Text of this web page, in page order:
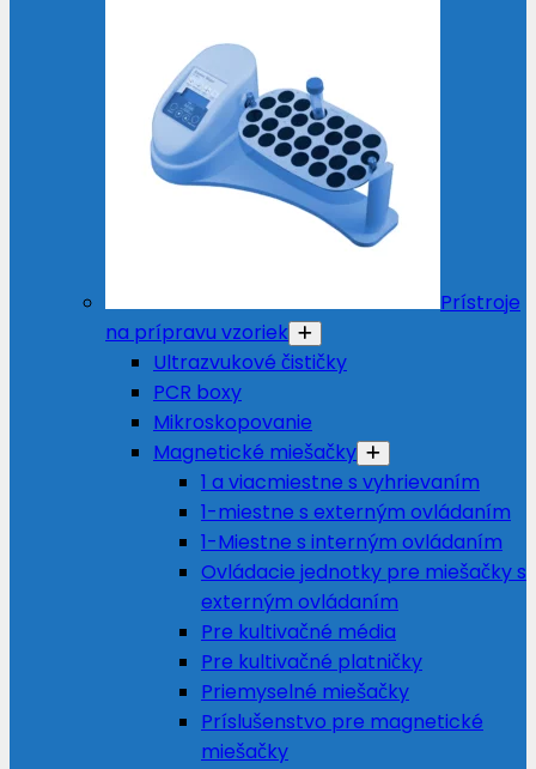
Prístroje
na prípravu vzoriek
Ultrazvukové čističky
PCR boxy
Mikroskopovanie
Magnetické miešačky
1 a viacmiestne s vyhrievaním
1-miestne s externým ovládaním
1-Miestne s interným ovládaním
Ovládacie jednotky pre miešačky s
externým ovládaním
Pre kultivačné média
Pre kultivačné platničky
Priemyselné miešačky
Príslušenstvo pre magnetické
miešačky